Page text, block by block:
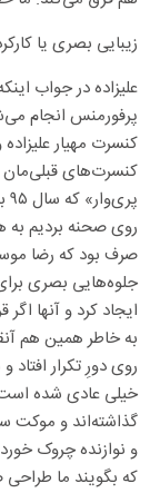
زیبایی بصری یا
علیزاده در جواب
پرفورمنس انجام
کنسرت مهیار
کنسرت‌های
روی صحنه بردیم
صرف بود که رضا
جلوه‌هایی بصری
روی دورِ تکرار
خیلی عادی شده
گذاشته‌اند و
و نوازنده چروک
که بگویند ما